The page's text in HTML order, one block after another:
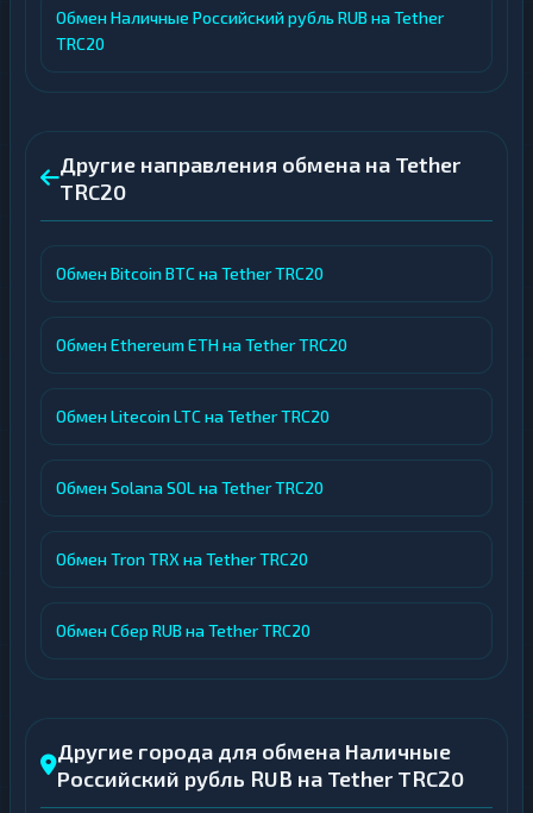
Обмен Наличные Российский рубль RUB на Tether
TRC20
Другие направления обмена на Tether
TRC20
Обмен Bitcoin BTC на Tether TRC20
Обмен Ethereum ETH на Tether TRC20
Обмен Litecoin LTC на Tether TRC20
Обмен Solana SOL на Tether TRC20
Обмен Tron TRX на Tether TRC20
Обмен Сбер RUB на Tether TRC20
Другие города для обмена Наличные
Российский рубль RUB на Tether TRC20